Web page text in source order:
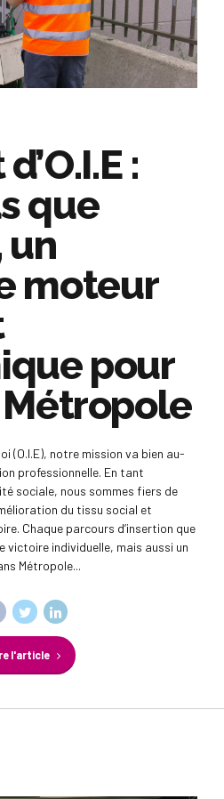
:
que
un
moteur
pour
(O.I.E), notre mission va bien au-
professionnelle. En tant
sociale, nous sommes fiers de
du tissu social et
Chaque parcours d’insertion que
victoire individuelle, mais aussi un
Métropole...
l'article